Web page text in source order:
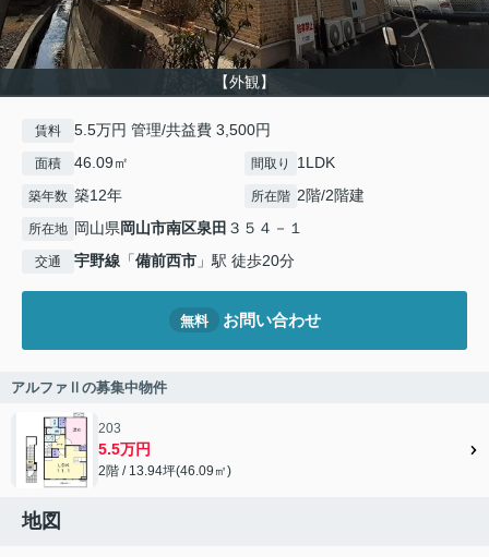
【外観】
賃料 5.5万円 管理/共益費 3,500円
面積 46.09㎡ 間取り 1LDK
築年数 築12年 所在階 2階/2階建
所在地 岡山県岡山市南区泉田 ３５４－１
交通 宇野線 「備前西市 」駅 徒歩20分
無料 お問い合わせ
アルファⅡの募集中物件
203
5.5万円
2階 / 13.94坪(46.09㎡)
地図